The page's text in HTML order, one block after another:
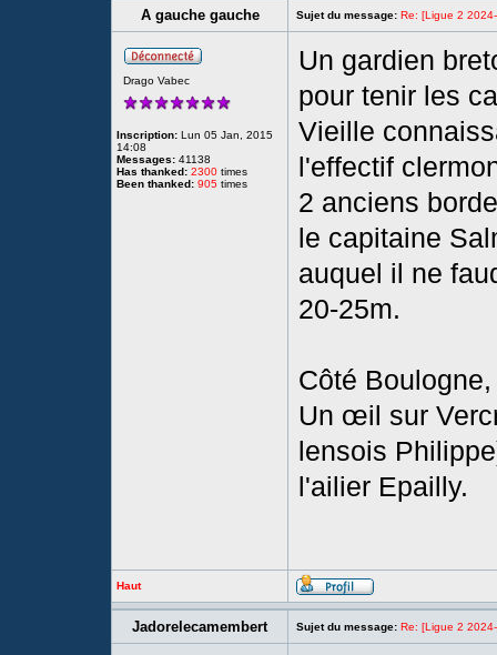
A gauche gauche Sujet du message: Re: [Ligue 2
Drago Vabec
Inscription: Lun 05 Jan, 2015
14:08
Messages: 41138
Has thanked: 2300 times
Been thanked: 905 times
Un gardien
pour tenir les
Vieille
l'effectif
2 anciens
le capitaine
auquel il ne
20-25m.
Côté
Un œil sur
lensois
l'ailier Epailly.
Haut
Jadorelecamembert Sujet du message: Re: [Ligue 2